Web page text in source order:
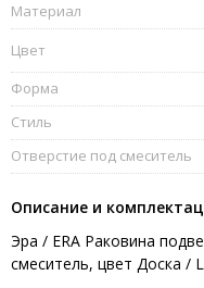
Материал
Цвет
Форма
Стиль
Отверстие под смеситель
Описание и
Эра / ERA Раковина
смеситель, цвет Доска /